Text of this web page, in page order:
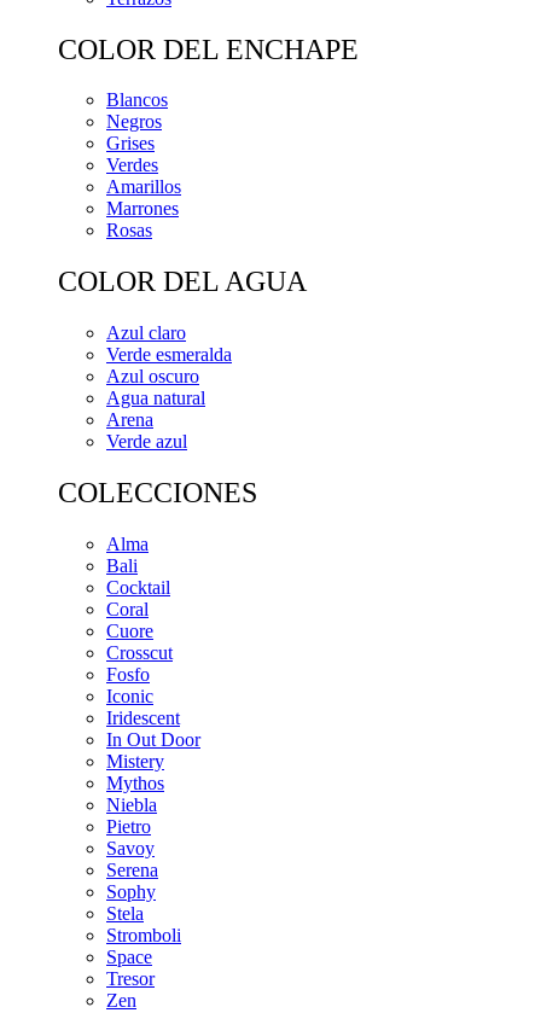
COLOR DEL ENCHAPE
Blancos
Negros
Grises
Verdes
Amarillos
Marrones
Rosas
COLOR DEL AGUA
Azul claro
Verde esmeralda
Azul oscuro
Agua natural
Arena
Verde azul
COLECCIONES
Alma
Bali
Cocktail
Coral
Cuore
Crosscut
Fosfo
Iconic
Iridescent
In Out Door
Mistery
Mythos
Niebla
Pietro
Savoy
Serena
Sophy
Stela
Stromboli
Space
Tresor
Zen